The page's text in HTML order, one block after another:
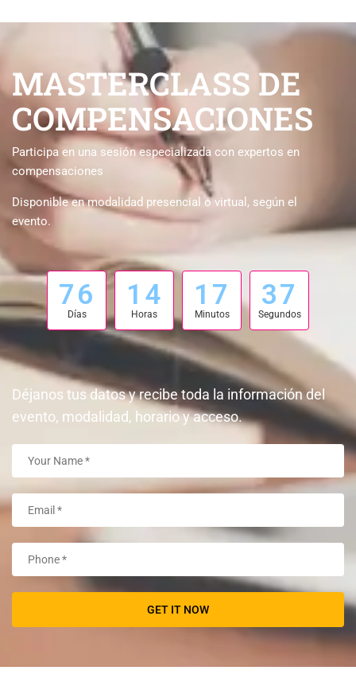
MASTERCLASS DE
COMPENSACIONES
Participa en una sesión especializada con expertos en
compensaciones
Disponible en modalidad presencial o virtual, según el
evento.
00
76
Días 00
1 4
Horas 00
1 7
Minutos
3
5
4
6
Segundos
Déjanos tus datos y recibe toda la información del
evento, modalidad, horario y acceso.